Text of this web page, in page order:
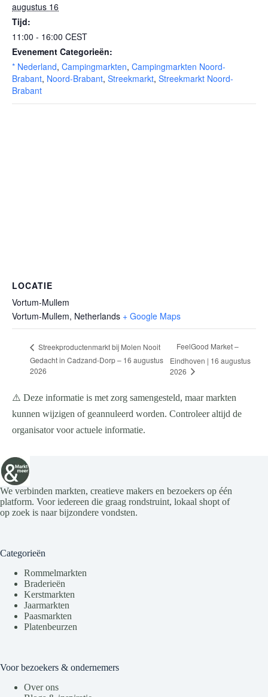
augustus 16
Tijd:
11:00 - 16:00 CEST
Evenement Categorieën:
* Nederland, Campingmarkten, Campingmarkten Noord-
Brabant, Noord-Brabant, Streekmarkt, Streekmarkt Noord-
Brabant
LOCATIE
Vortum-Mullem
Vortum-Mullem, Netherlands + Google Maps
Streekproductenmarkt bij Molen Nooit
Gedacht in Cadzand-Dorp – 16 augustus
2026
FeelGood Market –
Eindhoven | 16 augustus
2026
⚠️ Deze informatie is met zorg samengesteld, maar markten
kunnen wijzigen of geannuleerd worden. Controleer altijd de
organisator voor actuele informatie.
We verbinden markten, creatieve makers en bezoekers op één
platform. Voor iedereen die graag rondstruint, lokaal shopt of
op zoek is naar bijzondere vondsten.
Categorieën
Rommelmarkten
Braderieën
Kerstmarkten
Jaarmarkten
Paasmarkten
Platenbeurzen
Voor bezoekers & ondernemers
Over ons